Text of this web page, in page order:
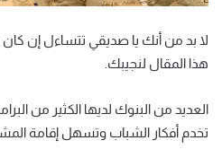
لا بد من أنك يا صديقي تتساءل إن
هذا المقال لنجيبك.
العديد من البنوك لديها الكثير من
تخدم أفكار الشباب وتسهل إقامة